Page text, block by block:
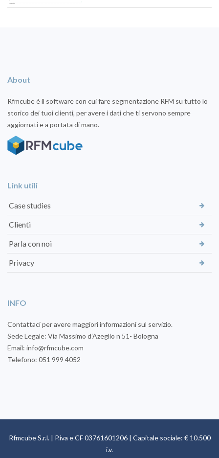
About
Rfmcube è il software con cui fare segmentazione RFM su tutto lo
storico dei tuoi clienti, per avere i dati che ti servono sempre
aggiornati e a portata di mano.
Link utili
Case studies
Clienti
Parla con noi
Privacy
INFO
Contattaci per avere maggiori informazioni sul servizio.
Sede Legale: Via Massimo d’Azeglio n 51- Bologna
Email: info@rfmcube.com
Telefono: 051 999 4052
Rfmcube S.r.l. | P.iva e CF 03761601206 | Capitale sociale: € 10.500
i.v.